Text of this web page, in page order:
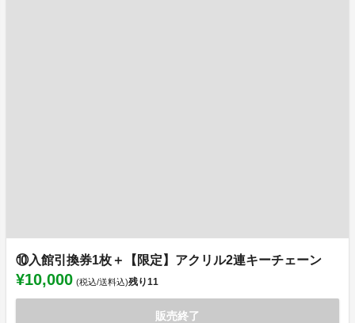
⑩入館引換券1枚＋【限定】アクリル2連キーチェーン
¥10,000 (税込/送料込)残り11
販売終了